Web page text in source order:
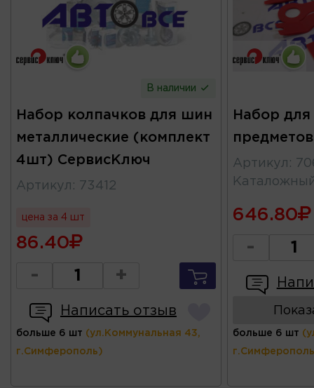
В наличии
Набор колпачков для шин
металлические (комплект
4шт) СервисКлюч
Артикул : 73412
цена за 4 шт
86.40
- +
Написать отзыв
больше 6 шт (ул.Коммунальная 43,
г.Симферополь)
Набор
Артикул :
646.80
-
больше 6 шт